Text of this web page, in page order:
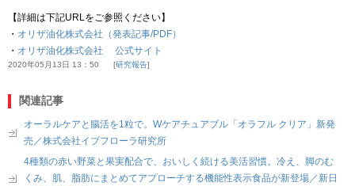
【詳細は下記URLをご参照ください】
・ オリザ油化株式会社（発表記事/PDF）
・ オリザ油化株式会社 公式サイト
2020年05月13日 13：50 研究報告
関連記事
オーラルケアと腸活を1粒で。Wケアチュアブル「オラフル クリア」新発
売／株式会社イブフローラ研究所
4種類の赤い野菜と果実配合で、おいしく続ける美活習慣。冷え、脚のむ
くみ、肌、脂肪にまとめてアプローチする機能性表示食品が新登場／新日